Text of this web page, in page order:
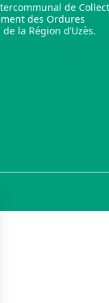
de
des Ordures
la Région d’Uzès.